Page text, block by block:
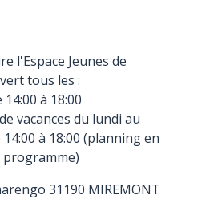
l'Espace Jeunes de
tous les :
à 18:00
vacances du lundi au
à 18:00 (planning en
31190 MIREMONT